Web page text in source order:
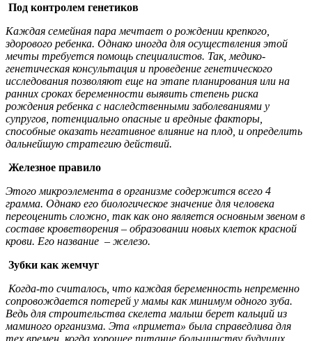
Под контролем генетиков
Каждая семейная пара мечтает о рождении крепкого,
здорового ребенка. Однако иногда для осуществления этой
мечты требуется помощь специалистов. Так, медико-
генетическая консультация и проведение генетического
исследования позволяют еще на этапе планирования или на
ранних сроках беременности выявить степень риска
рождения ребенка с наследственными заболеваниями у
супругов, потенциально опасные и вредные факторы,
способные оказать негативное влияние на плод, и определить
дальнейшую стратегию действий.
Железное правило
Этого микроэлемента в организме содержится всего 4
грамма. Однако его биологическое значение для человека
переоценить сложно, так как оно является основным звеном в
составе кроветворения – образовании новых клеток красной
крови. Его название – железо.
Зубки как жемчуг
Когда-то считалось, что каждая беременность непременно
сопровождается потерей у мамы как минимум одного зуба.
Ведь для строительства скелета малыш берет кальций из
маминого организма. Эта «примета» была справедлива для
тех времен, когда хорошее питание большинству будущих